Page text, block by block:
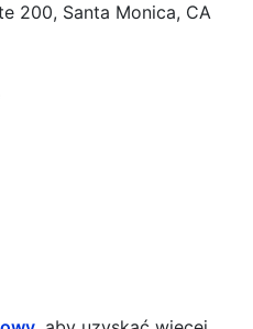
200, Santa Monica, CA